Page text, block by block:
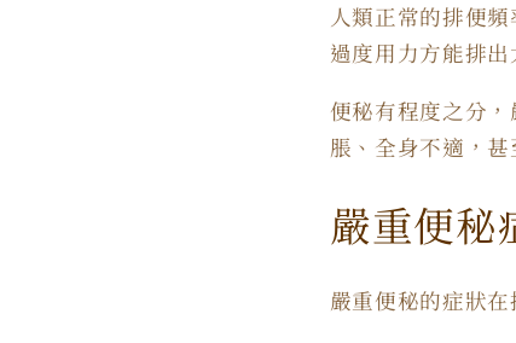
人類正常的排便
過度用力方能排
便秘有程度之分
脹、全身不適，
嚴重便秘
嚴重便秘的症狀